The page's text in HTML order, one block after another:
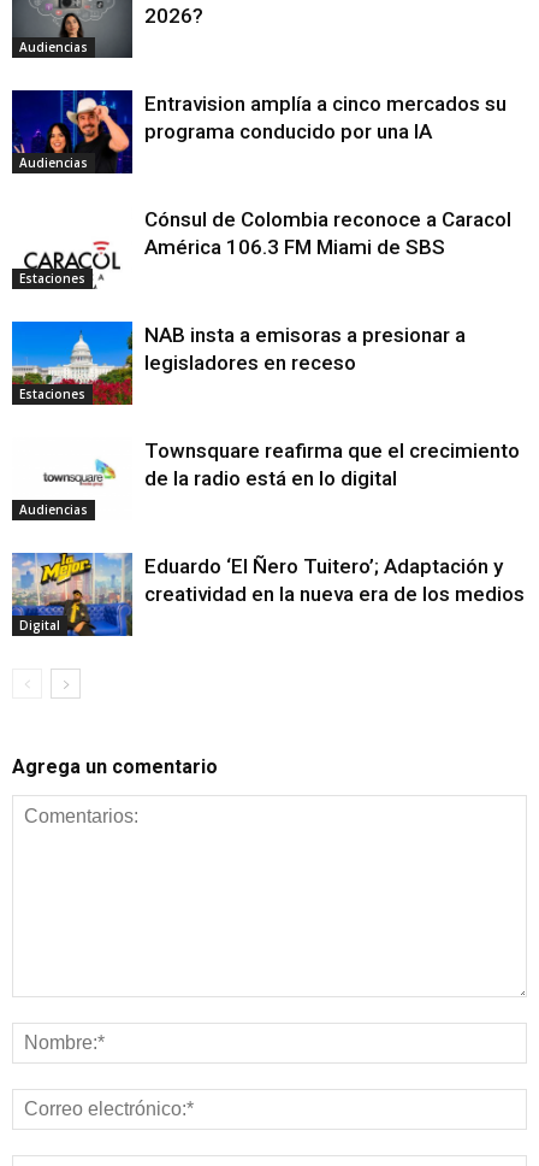
Audiencias
2026?
Audiencias
Entravision amplía a cinco mercados su
programa conducido por una IA
Estaciones
Cónsul de Colombia reconoce a Caracol
América 106.3 FM Miami de SBS
Estaciones
NAB insta a emisoras a presionar a
legisladores en receso
Audiencias
Townsquare reafirma que el crecimiento
de la radio está en lo digital
Digital
Eduardo ‘El Ñero Tuitero’; Adaptación y
creatividad en la nueva era de los medios
Agrega un comentario